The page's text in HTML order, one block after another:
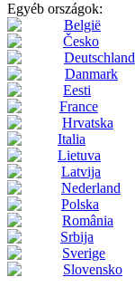
Egyéb országok:
België
Česko
Deutschland
Danmark
Eesti
France
Hrvatska
Italia
Lietuva
Latvija
Nederland
Polska
România
Srbija
Sverige
Slovensko